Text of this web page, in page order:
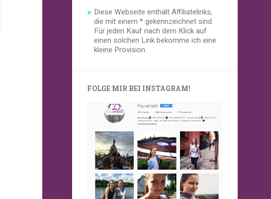
Diese Webseite enthält Affiliatelinks,
die mit einem * gekennzeichnet sind.
Für jeden Kauf nach dem Klick auf
einen solchen Link bekomme ich eine
kleine Provision.
FOLGE MIR BEI INSTAGRAM!